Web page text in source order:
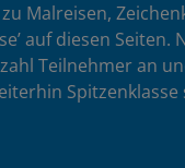
Malreisen,
auf diesen
Teilnehmer an